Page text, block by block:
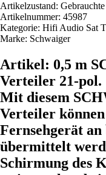
Artikelzustand:
Artikelnummer: 45987
Kategorie: Hifi Audio Sat
Marke: Schwaiger
Artikel: 0,5 m
Verteiler 21-pol.
Mit diesem
Verteiler
Fernsehgerät
übermittelt
Schirmung des